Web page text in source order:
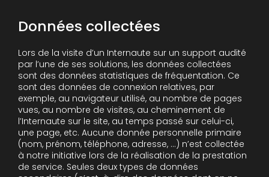
Données collectées
Lors de la visite d’un Internaute sur un support audité
par l’une de ses solutions, les données collectées
sont des données statistiques de fréquentation. Ce
sont des données de connexion relatives, par
exemple, au navigateur utilisé, au nombre de pages
vues, au nombre de visites, au cheminement de
l’Internaute sur le site, au temps passé sur celui-ci,
une page, etc. Aucune donnée personnelle primaire
(nom, prénom, téléphone, adresse, …) n’est collectée
à notre initiative lors de la réalisation de la prestation
de service. Seules deux types de données